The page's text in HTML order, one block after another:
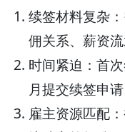
续签材料复杂
佣关系、薪资流
时间紧迫：首
月提交续签申请
雇主资源匹配